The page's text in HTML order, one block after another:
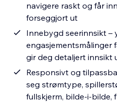
navigere raskt og får
forseggjort ut
Innebygd seerinnsikt –
engasjementsmålinger
gir deg detaljert innsikt
Responsivt og
seg strømtype,
fullskjerm, bilde-i-